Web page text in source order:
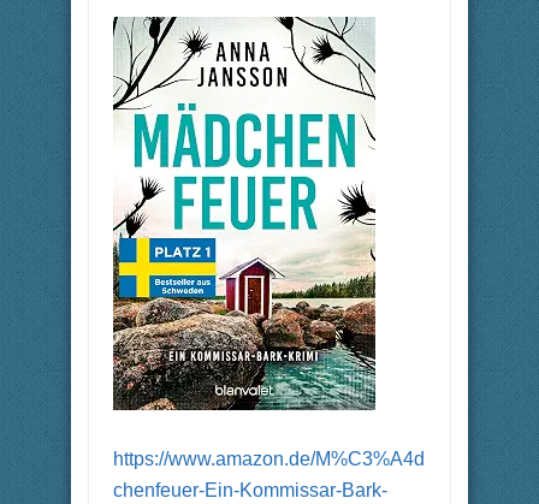
https://www.amazon.de/M%C3%A4d
chenfeuer-Ein-Kommissar-Bark-